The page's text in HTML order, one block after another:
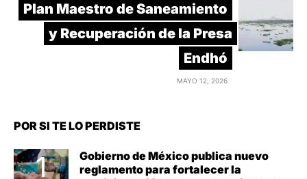
Plan Maestro de Saneamiento
y Recuperación de la Presa
Endhó
MAYO 12, 2026
POR SI TE LO PERDISTE
Gobierno de México publica nuevo
reglamento para fortalecer la